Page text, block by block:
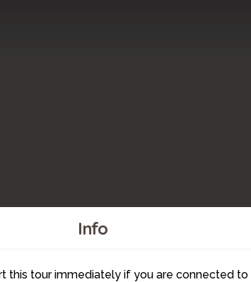
Info
this tour immediately if you are connected to